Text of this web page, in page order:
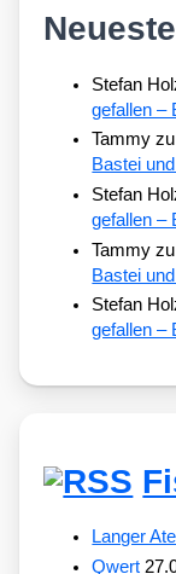
Stefan
gefallen –
Tammy zu
Bastei
Stefan
gefallen –
Tammy zu
Bastei
Stefan
gefallen –
Langer
Qwert